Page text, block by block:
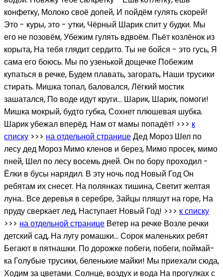
конфетку, Молоко своё допей, И пойдём гулять скорей!
Это - куры, это - утки, Чёрный Шарик спит у будки. Мы
его не позовём, Убежим гулять вдвоём. Пьёт козлёнок из
корыта, На тебя глядит сердито. Ты не бойся - это гусь, Я
сама его боюсь. Мы по узенькой дощечке Побежим
купаться в речке, Будем плавать, загорать, Наши трусики
стирать. Мишка топал, баловался, Лёгкий мостик
зашатался, По воде идут круги… Шарик, Шарик, помоги!
Мишка мокрый, будто губка, Сохнет плюшевая шубка.
Шарик убежал вперёд. Нам от мамы попадёт! >>> к
списку >>> на отдельной страницеДед Мороз Шел по
лесу дед Мороз Мимо кленов и берез, Мимо просек, мимо
пней, Шел по лесу восемь дней. Он по бору проходил -
Ёлки в бусы нарядил. В эту ночь под Новый Год Он
ребятам их снесет. На полянках тишина, Светит желтая
луна.. Все деревья в серебре, Зайцы пляшут на горе, На
пруду сверкает лед, Наступает Новый Год! >>> к списку
>>> на отдельной странице Ветер на речке Возле речки
детский сад, На лугу ромашки… Сорок маленьких ребят
Бегают в пятнашки. По дорожке побеги, побеги, поймай-
ка Голубые трусики, беленькие майки! Мы приехали сюда,
Ходим за цветами. Солнце, воздух и вода На прогулках с